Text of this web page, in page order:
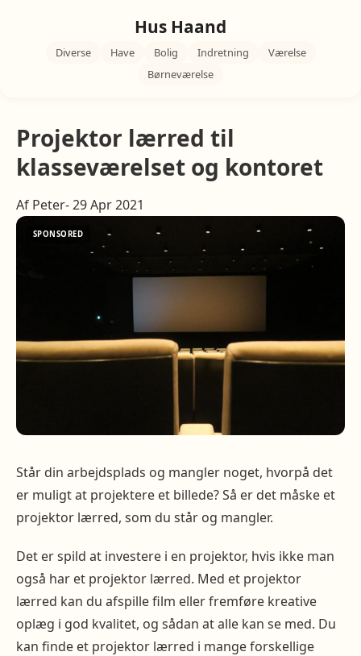
Hus Haand
Diverse Have Bolig Indretning
Værelse
Børneværelse
Projektor lærred til
klasseværelset og kontoret
Af Peter- 29 Apr 2021
Står din arbejdsplads og mangler noget, hvorpå det
er muligt at projektere et billede? Så er det måske et
projektor lærred, som du står og mangler.
Det er spild at investere i en projektor, hvis ikke man
også har et projektor lærred. Med et projektor
lærred kan du afspille film eller fremføre kreative
oplæg i god kvalitet, og sådan at alle kan se med. Du
kan finde et projektor lærred i mange forskellige